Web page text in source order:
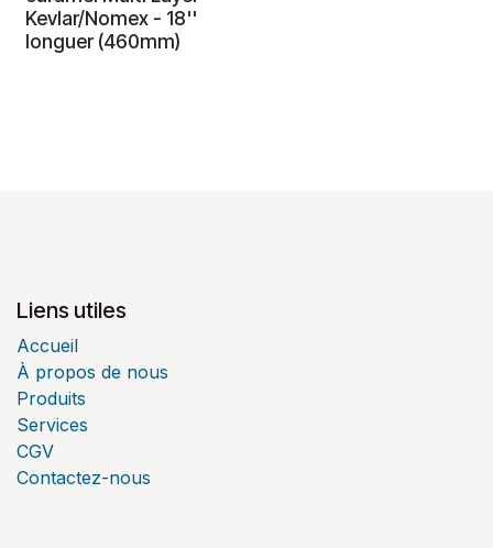
Kevlar/Nomex - 18''
longuer (460mm)
Liens utiles
Accueil
À propos de nous
Produits
Services
CGV
Contactez-nous